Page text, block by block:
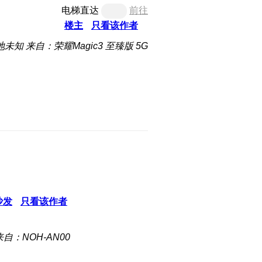
电梯直达
前往
楼主
只看该作者
未知 来自：荣耀Magic3 至臻版 5G
发 只看该作者
自：NOH-AN00